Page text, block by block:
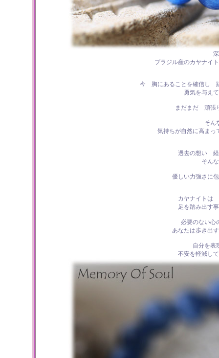
ブラジル産のカヤナイ
今 胸にあることを確信し
勇気を与え
まだまだ 頑張
そん
気持ちが自然に高まっ
過去の想い
そん
優しい力強さに
カヤナイトは
足を踏み出す
必要のない
あなたは歩き出
自分を
不安を軽減し